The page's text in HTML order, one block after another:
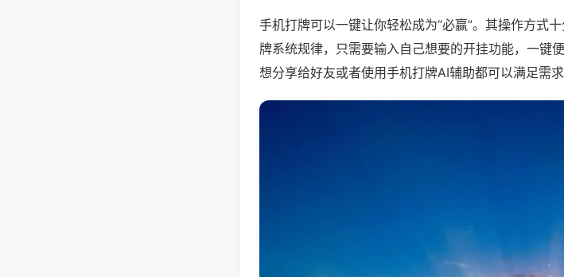
手机打牌可以一键让你轻松成为“必赢”。其操作方式
牌系统规律，只需要输入自己想要的开挂功能，一键
想分享给好友或者使用手机打牌AI辅助都可以满足需求